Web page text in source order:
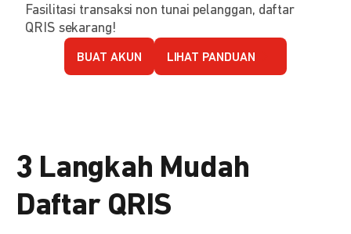
Fasilitasi transaksi non tunai pelanggan, daftar
QRIS sekarang!
BUAT AKUN LIHAT PANDUAN
3 Langkah Mudah
Daftar QRIS